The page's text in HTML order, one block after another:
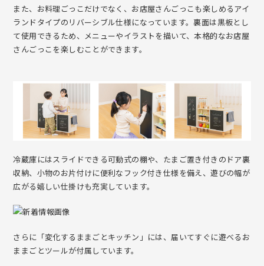
また、お料理ごっこだけでなく、お店屋さんごっこも楽しめるアイ
ランドタイプのリバーシブル仕様になっています。裏面は黒板とし
て使用できるため、メニューやイラストを描いて、本格的なお店屋
さんごっこを楽しむことができます。
冷蔵庫にはスライドできる可動式の棚や、たまご置き付きのドア裏
収納、小物のお片付けに便利なフック付き仕様を備え、遊びの幅が
広がる嬉しい仕掛けも充実しています。
さらに「変化するままごとキッチン」には、届いてすぐに遊べるお
ままごとツールが付属しています。